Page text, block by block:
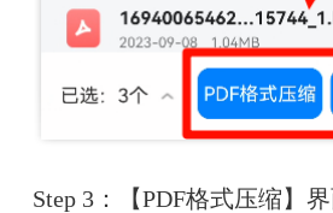
Step 3：【PDF格式压缩】